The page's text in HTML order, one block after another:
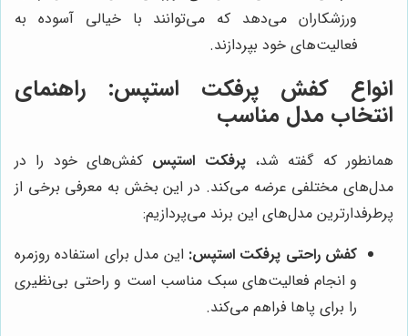
ورزشکاران می‌دهد که می‌توانند با خیالی آسوده به
فعالیت‌های خود بپردازند.
انواع کفش پرفکت استپس: راهنمای
انتخاب مدل مناسب
همانطور که گفته شد،پرفکت استپس کفش‌های خود را در
مدل‌های مختلفی عرضه می‌کند. در این بخش به معرفی برخی از
پرطرفدارترین مدل‌های این برند می‌پردازیم:
کفش راحتی پرفکت استپس: این مدل برای استفاده روزمره
و انجام فعالیت‌های سبک مناسب است و راحتی بی‌نظیری
را برای پاها فراهم می‌کند.